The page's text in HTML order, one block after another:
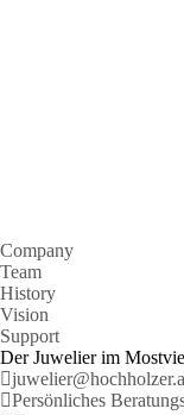
Company
Team
History
Vision
Support
Der Juwelier im
Persönliches